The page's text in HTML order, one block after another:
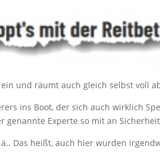
und räumt auch gleich selbst voll
ins Boot, der sich auch wirklich
genannte Experte so mit an
Das heißt, auch hier wurden